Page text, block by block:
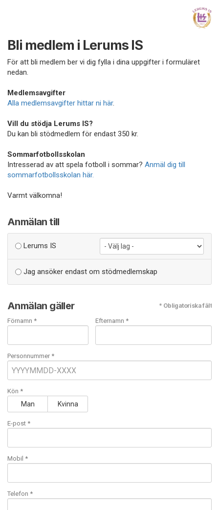
Bli medlem i Lerums IS
För att bli medlem ber vi dig fylla i dina uppgifter i formuläret
nedan.
Medlemsavgifter
Alla medlemsavgifter hittar ni här.
Vill du stödja Lerums IS?
Du kan bli stödmedlem för endast 350 kr.
Sommarfotbollsskolan
Intresserad av att spela fotboll i sommar? Anmäl dig till
sommarfotbollsskolan här.
Varmt välkomna!
Anmälan till
Lerums IS
Jag ansöker endast om stödmedlemskap
Anmälan gäller * Obligatoriska fält
Förnamn * Efternamn *
Personnummer *
Kön *
Man Kvinna
E-post *
Mobil *
Telefon *